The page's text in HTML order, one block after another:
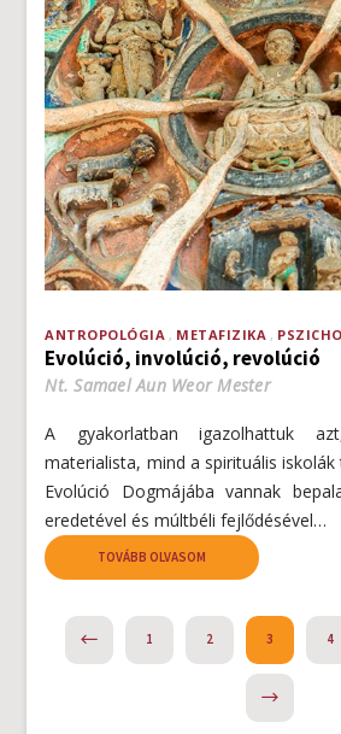
ANTROPOLÓGIA METAFIZIKA
Evolúció, involúció, revolúció
Nt. Samael Aun Weor Mester
A gyakorlatban igazolhattuk
materialista, mind a spirituális
Evolúció Dogmájába vannak
eredetével és múltbéli fejlődésével…
TOVÁBB OLVASOM
PREVIOUS1 2 3 4